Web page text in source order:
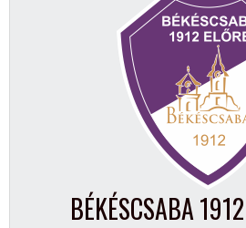
BÉKÉSCSABA